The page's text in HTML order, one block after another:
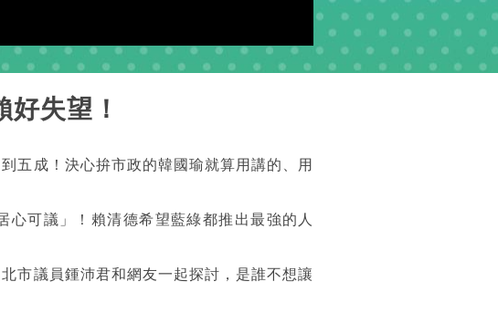
失望！
五成！決心拚市政的韓國瑜就算用講的、用
可議」！賴清德希望藍綠都推出最強的人
市議員鍾沛君和網友一起探討，是誰不想讓